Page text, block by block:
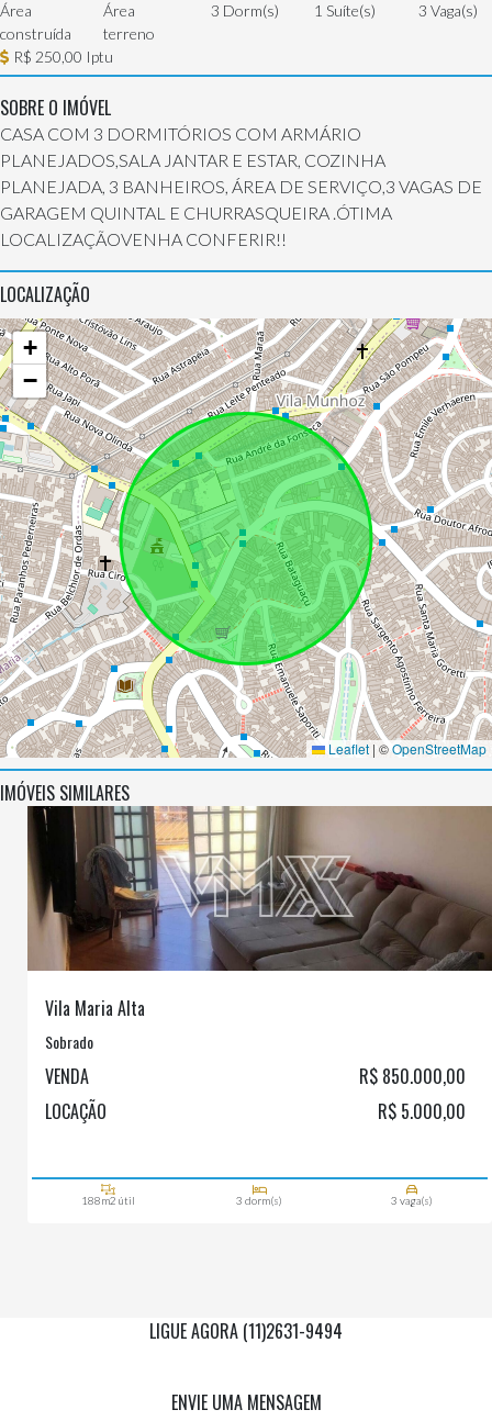
Área
construída
Área
terreno
3 Dorm(s) 1 Suíte(s) 3 Vaga(s)
R$ 250,00 Iptu
SOBRE O IMÓVEL
CASA COM 3 DORMITÓRIOS COM ARMÁRIO
PLANEJADOS,SALA JANTAR E ESTAR, COZINHA
PLANEJADA, 3 BANHEIROS, ÁREA DE SERVIÇO,3 VAGAS DE
GARAGEM QUINTAL E CHURRASQUEIRA .ÓTIMA
LOCALIZAÇÃOVENHA CONFERIR!!
LOCALIZAÇÃO
+
−
Leaflet | ©OpenStreetMap
IMÓVEIS SIMILARES
Vila Maria Alta
Sobrado
VENDA
R$ 850.000,00
LOCAÇÃO
R$ 5.000,00
188m2 útil 3 dorm(s) 3 vaga(s)
LIGUE AGORA (11)2631-9494
ENVIE UMA MENSAGEM